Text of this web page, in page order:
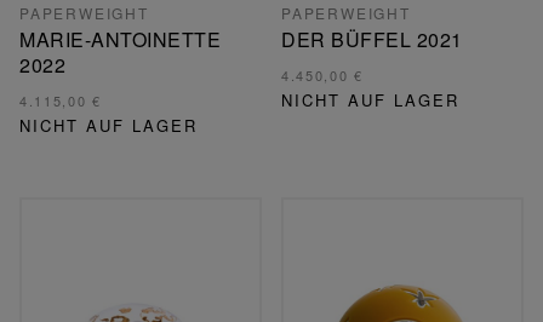
PAPERWEIGHT
MARIE-ANTOINETTE
2022
4.115,00 €
NICHT AUF LAGER
PAPERWEIGHT
DER BÜFFEL 2021
4.450,00 €
NICHT AUF LAGER